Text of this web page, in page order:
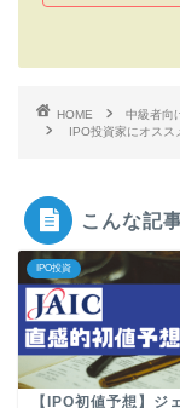
HOME 中級者向
IPO投資家にオスス
こんな記
IPO投資
【IPO初値予想】ジ